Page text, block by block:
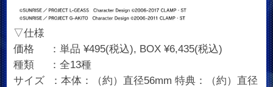
▽仕様
価格 ：単品 ¥495(税込), BOX ¥6,435(税込)
種類 ：全13種
サイズ ：本体：（約）直径56mm 特典：（約）直径